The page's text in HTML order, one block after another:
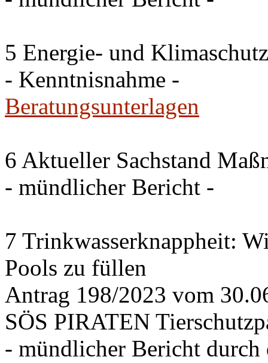
5 Energie- und
- Kenntnisnahme -
Beratungsunterlagen
6 Aktueller Sachstand
- mündlicher Bericht -
7 Trinkwasserknappheit:
Pools zu füllen
Antrag 198/2023 vom
SÖS PIRATEN
- mündlicher Bericht